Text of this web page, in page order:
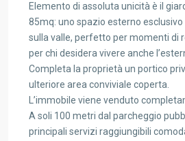
Elemento di assoluta unicità è il
85mq: uno spazio esterno
sulla valle, perfetto per momenti di
per chi desidera vivere anche
Completa la proprietà un portico
ulteriore area conviviale coperta.
L’immobile viene venduto
A soli 100 metri dal parcheggio
principali servizi raggiungibili